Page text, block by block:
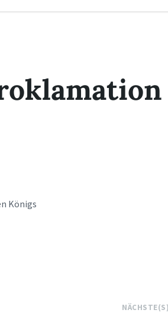
Königs
NÄCHSTE(S)